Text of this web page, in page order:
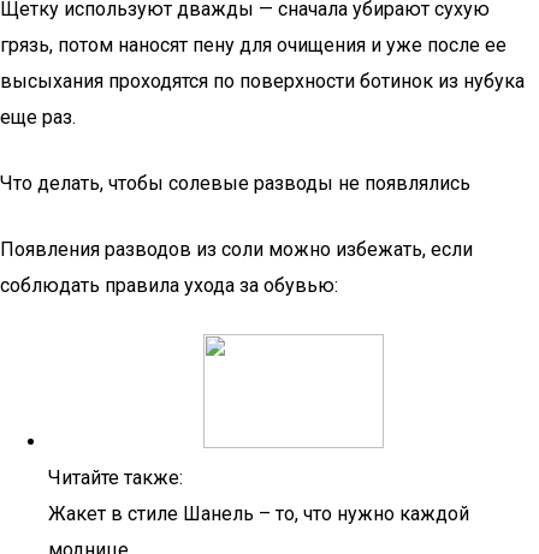
Щетку используют дважды — сначала убирают сухую
грязь, потом наносят пену для очищения и уже после ее
высыхания проходятся по поверхности ботинок из нубука
еще раз.
Что делать, чтобы солевые разводы не появлялись
Появления разводов из соли можно избежать, если
соблюдать правила ухода за обувью:
Читайте также:
Жакет в стиле Шанель – то, что нужно каждой